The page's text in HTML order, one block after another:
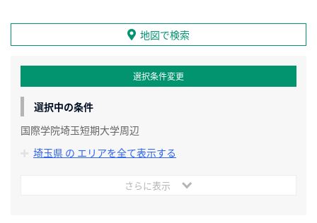
地図で検索
選択条件変更
選択中の条件
国際学院埼玉短期大学周辺
埼玉県 の エリアを全て表示する
さらに表示